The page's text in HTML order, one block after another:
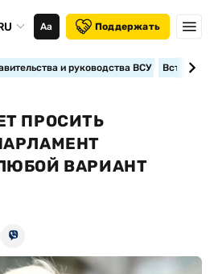
Аа Поддержать
и руководства ВСУ
ПРОСИТЬ
ВАРИАНТ